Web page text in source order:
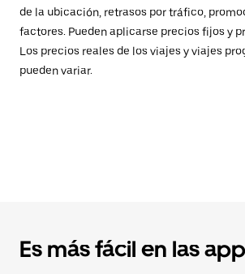
de la ubicación, retrasos por tráfico,
factores. Pueden aplicarse precios fijos y
Los precios reales de los viajes y viajes
pueden variar.
Es más fácil en las